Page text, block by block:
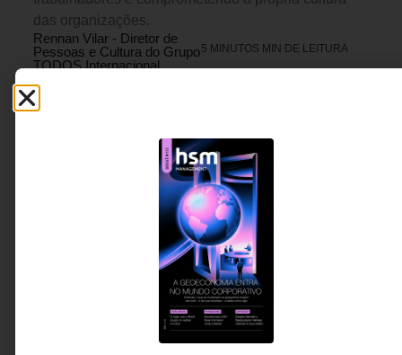
das organizações.
Rennan Vilar - Diretor de
Pessoas e Cultura do Grupo
TODOS Internacional
5 MINUTOS MIN DE LEITURA